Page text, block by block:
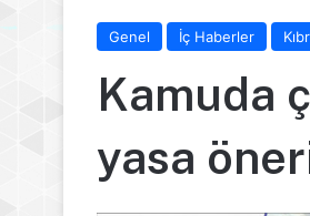
Genel İç Haberler
Kamuda
yasa